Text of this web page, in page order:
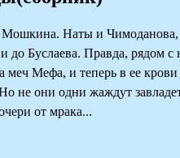
Мошкина. Наты и Чимоданова,
до Буслаева. Правда, рядом
меч Мефа, и теперь в ее
не они одни жаждут
от мрака...